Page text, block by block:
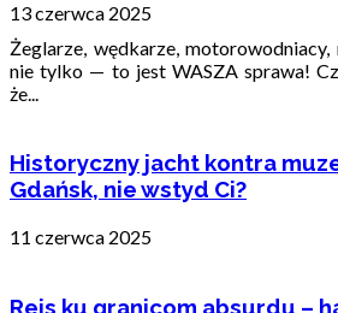
13 czerwca 2025
Żeglarze, wędkarze,
nie tylko — to jest WASZA sprawa!
że...
Historyczny jacht kontra
Gdańsk, nie wstyd Ci?
11 czerwca 2025
Rejs ku granicom absurdu –